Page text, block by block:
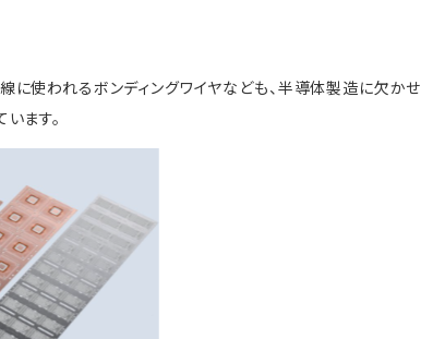
に使われるボンディングワイヤなども、半導体製造に欠かせ
ます。